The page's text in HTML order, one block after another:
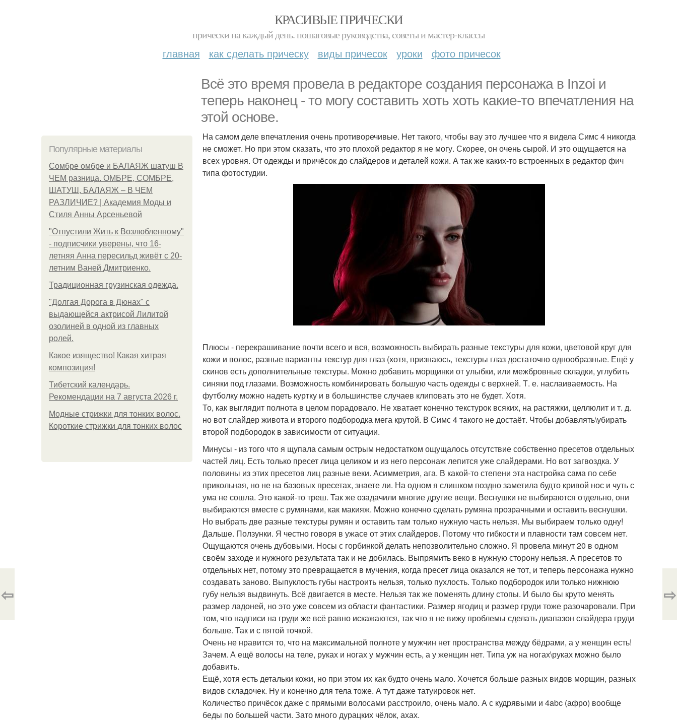
КРАСИВЫЕ ПРИЧЕСКИ
прически на каждый день. пошаговые руководства, советы и мастер-классы
главная как сделать прическу виды причесок уроки фото причесок
Всё это время провела в редакторе создания персонажа в Inzoi и
теперь наконец - то могу составить хоть хоть какие-то впечатления на
этой основе.
Популярные материалы
Сомбре омбре и БАЛАЯЖ шатуш В
ЧЕМ разница. ОМБРЕ, СОМБРЕ,
ШАТУШ, БАЛАЯЖ – В ЧЕМ
РАЗЛИЧИЕ? | Академия Моды и
Стиля Анны Арсеньевой
"Отпустили Жить к Возлюбленному"
- подписчики уверены, что 16-
летняя Анна пересильд живёт с 20-
летним Ваней Дмитриенко.
Традиционная грузинская одежда.
"Долгая Дорога в Дюнах" с
выдающейся актрисой Лилитой
озолиней в одной из главных
ролей.
Какое изящество! Какая хитрая
композиция!
Тибетский календарь.
Рекомендации на 7 августа 2026 г.
Модные стрижки для тонких волос.
Короткие стрижки для тонких волос
На самом деле впечатления очень противоречивые. Нет такого, чтобы вау это лучшее что я видела Симс 4 никогда
не сможет. Но при этом сказать, что это плохой редактор я не могу. Скорее, он очень сырой. И это ощущается на
всех уровня. От одежды и причёсок до слайдеров и деталей кожи. А так же каких-то встроенных в редактор фич
типа фотостудии.
Плюсы - перекрашивание почти всего и вся, возможность выбирать разные текстуры для кожи, цветовой круг для
кожи и волос, разные варианты текстур для глаз (хотя, признаюсь, текстуры глаз достаточно однообразные. Ещё у
скинов есть дополнительные текстуры. Можно добавить морщинки от улыбки, или межбровные складки, углубить
синяки под глазами. Возможность комбинировать большую часть одежды с верхней. Т. е. наслаиваемость. На
футболку можно надеть куртку и в большинстве случаев клиповать это не будет. Хотя.
То, как выглядит полнота в целом порадовало. Не хватает конечно текстурок всяких, на растяжки, целлюлит и т. д.
но вот слайдер живота и второго подбородка мега крутой. В Симс 4 такого не достаёт. Чтобы добавлять\убирать
второй подбородок в зависимости от ситуации.
Минусы - из того что я щупала самым острым недостатком ощущалось отсутствие собственно пресетов отдельных
частей лиц. Есть только пресет лица целиком и из него персонаж лепится уже слайдерами. Но вот загвоздка. У
половины из этих пресетов лиц разные веки. Асимметрия, ага. В какой-то степени эта настройка сама по себе
прикольная, но не на базовых пресетах, знаете ли. На одном я слишком поздно заметила будто кривой нос и чуть с
ума не сошла. Это какой-то треш. Так же озадачили многие другие вещи. Веснушки не выбираются отдельно, они
выбираются вместе с румянами, как макияж. Можно конечно сделать румяна прозрачными и оставить веснушки.
Но выбрать две разные текстуры румян и оставить там только нужную часть нельзя. Мы выбираем только одну!
Дальше. Ползунки. Я честно говоря в ужасе от этих слайдеров. Потому что гибкости и плавности там совсем нет.
Ощущаются очень дубовыми. Носы с горбинкой делать непозволительно сложно. Я провела минут 20 в одном
своём заходе и нужного результата так и не добилась. Выпрямить веко в нужную сторону нельзя. А пресетов то
отдельных нет, потому это превращается в мучения, когда пресет лица оказался не тот, и теперь персонажа нужно
создавать заново. Выпуклость губы настроить нельзя, только пухлость. Только подбородок или только нижнюю
губу нельзя выдвинуть. Всё двигается в месте. Нельзя так же поменять длину стопы. И было бы круто менять
размер ладоней, но это уже совсем из области фантастики. Размер ягодиц и размер груди тоже разочаровали. При
том, что надписи на груди же всё равно искажаются, так что я не вижу проблемы сделать диапазон слайдера груди
больше. Так и с пятой точкой.
Очень не нравится то, что на максимальной полноте у мужчин нет пространства между бёдрами, а у женщин есть!
Зачем. А ещё волосы на теле, руках и ногах у мужчин есть, а у женщин нет. Типа уж на ногах\руках можно было
добавить.
Ещё, хотя есть детальки кожи, но при этом их как будто очень мало. Хочется больше разных видов морщин, разных
видов складочек. Ну и конечно для тела тоже. А тут даже татуировок нет.
Количество причёсок даже с прямыми волосами расстроило, очень мало. А с кудрявыми и 4abc (афро) вообще
беды по большей части. Зато много дурацких чёлок, ахах.
⇦ ⇨